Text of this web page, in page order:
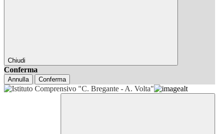
Chiudi
Conferma
Annulla Conferma